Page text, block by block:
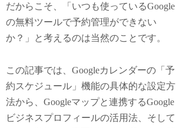
だからこそ、「いつも使っているGoogle
の無料ツールで予約管理ができない
か？」と考えるのは当然のことです。
この記事では、Googleカレンダーの「予
約スケジュール」機能の具体的な設定方
法から、Googleマップと連携するGoogle
ビジネスプロフィールの活用法、そして